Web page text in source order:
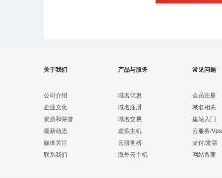
关于我们
公司介绍
企业文化
资质和荣誉
最新动态
媒体关注
联系我们
产品与服务
域名优惠
域名注册
域名交易
虚拟主机
云服务器
海外云主机
常见问题
会员注册
域名相关
建站入门
云服务/Vps
支付/发票
网站备案